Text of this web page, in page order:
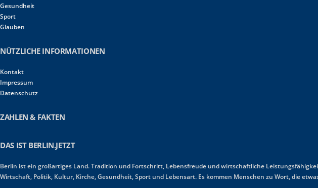
Gesundheit
Sport
Glauben
NÜTZLICHE INFORMATIONEN
Kontakt
Impressum
Datenschutz
ZAHLEN & FAKTEN
DAS IST BERLIN.JETZT
Berlin ist ein großartiges Land. Tradition und Fortschritt, Lebensfreude und wirtschaftliche
Wirtschaft, Politik, Kultur, Kirche, Gesundheit, Sport und Lebensart. Es kommen Menschen zu Wort, die